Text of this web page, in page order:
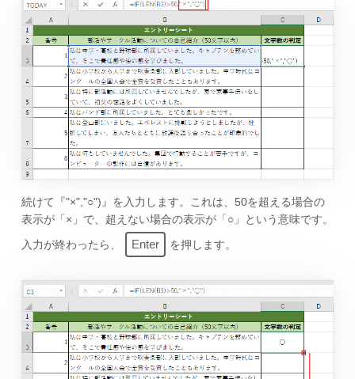
続けて『"×","○")』を入力します。これは、50を超える場合の
表示が「×」で、超えない場合の表示が「○」という意味です。
入力が終わったら、
Enter を押します。